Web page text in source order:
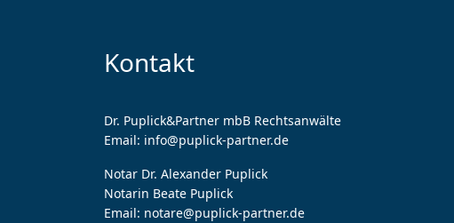
Kontakt
Dr. Puplick&Partner mbB Rechtsanwälte
Email: info@puplick-partner.de
Notar Dr. Alexander Puplick
Notarin Beate Puplick
Email: notare@puplick-partner.de